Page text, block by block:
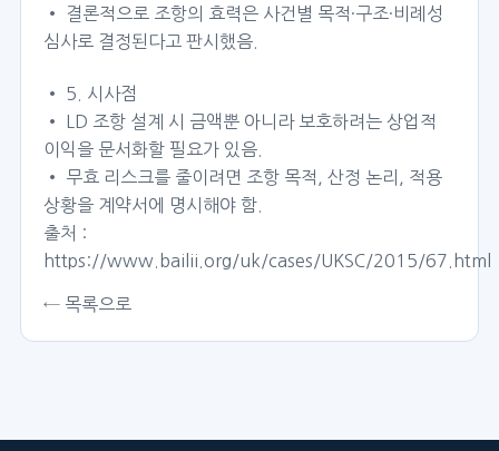
• 결론적으로 조항의 효력은 사건별 목적·구조·비례성
심사로 결정된다고 판시했음.
• 5. 시사점
• LD 조항 설계 시 금액뿐 아니라 보호하려는 상업적
이익을 문서화할 필요가 있음.
• 무효 리스크를 줄이려면 조항 목적, 산정 논리, 적용
상황을 계약서에 명시해야 함.
출처 :
https://www.bailii.org/uk/cases/UKSC/2015/67.html
← 목록으로